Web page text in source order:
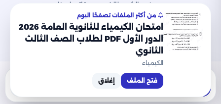
تحميل
من نحن الشروطالخصوصيةاتصل بنا
من أكثر الملفات تصفحًا اليوم
امتحان الكيمياء للثانوية العامة 2026
الدور الأول PDF لطلاب الصف الثالث
الثانوي
الكيمياء
فتح الملف إغلاق